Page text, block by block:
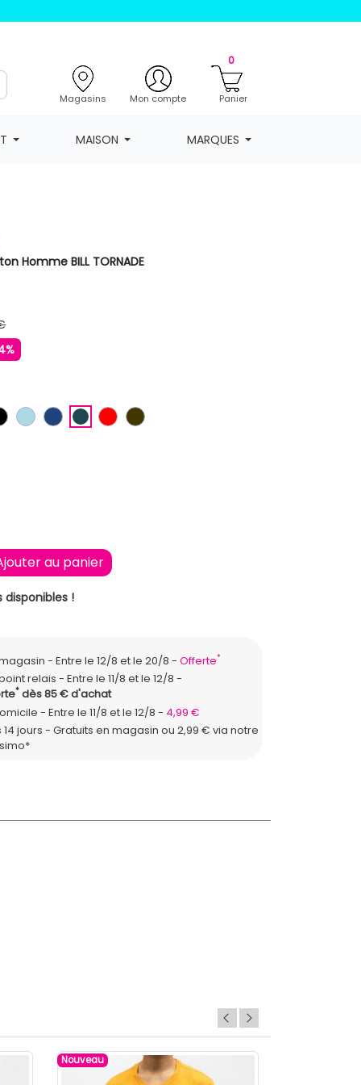
Magasins Mon compte
0
Panier
MAISON MARQUES
Homme BILL TORNADE
NOIRBLEU CLAIR
BLEU FONCEBLEU PETROLE
ROUGEMARRON FONCE
au panier
disponibles !
Entre le 12/8 et le 20/8 Offerte*
relais
Entre le 11/8 et le 12/8
*dès 85 € d'achat
Entre le 11/8 et le 12/8
4,99 €
14 jours - Gratuits en magasin ou 2,99 € via notre
Nouveau